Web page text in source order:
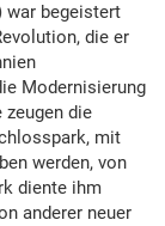
war begeistert
die er
Modernisierung
zeugen die
mit
werden, von
diente ihm
anderer neuer